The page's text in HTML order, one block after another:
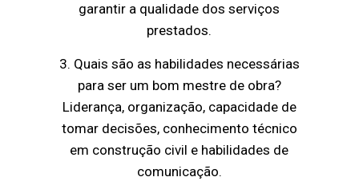
garantir a qualidade dos serviços
prestados.
3. Quais são as habilidades necessárias
para ser um bom mestre de obra?
Liderança, organização, capacidade de
tomar decisões, conhecimento técnico
em construção civil e habilidades de
comunicação.